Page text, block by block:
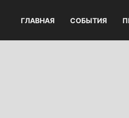
ГЛАВНАЯ СОБЫТИЯ